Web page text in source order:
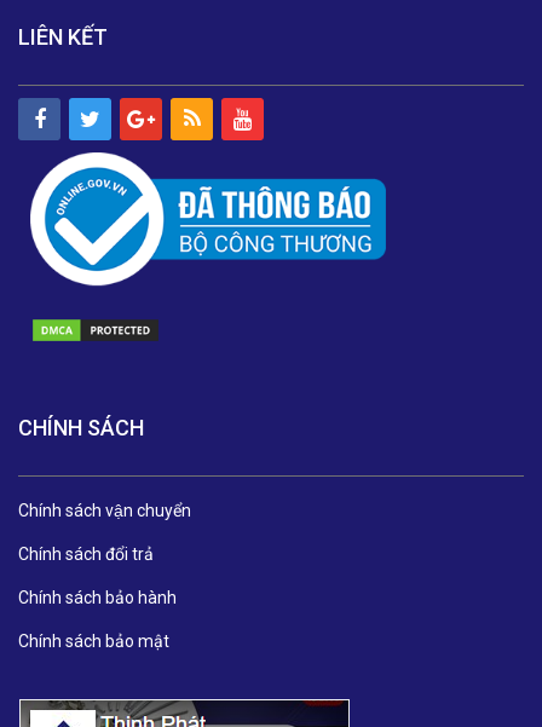
LIÊN KẾT
CHÍNH SÁCH
Chính sách vận chuyển
Chính sách đổi trả
Chính sách bảo hành
Chính sách bảo mật